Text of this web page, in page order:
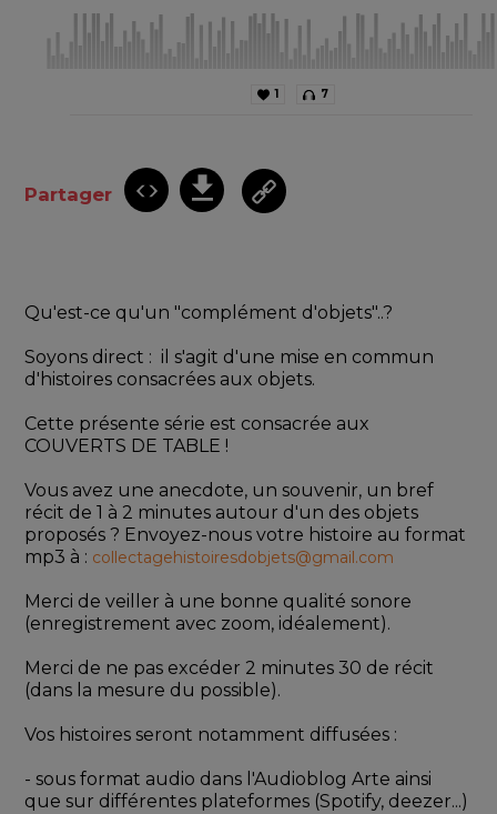
1 7
Partager
Qu'est-ce qu'un "complément d'objets"..?
Soyons direct :  il s'agit d'une mise en commun
d'histoires consacrées aux objets.
Cette présente série est consacrée aux
COUVERTS DE TABLE !
Vous avez une anecdote, un souvenir, un bref
récit de 1 à 2 minutes autour d'un des objets
proposés ? Envoyez-nous votre histoire au format
mp3 à : collectagehistoiresdobjets@gmail.com
Merci de veiller à une bonne qualité sonore
(enregistrement avec zoom, idéalement).
Merci de ne pas excéder 2 minutes 30 de récit
(dans la mesure du possible).
Vos histoires seront notamment diffusées :
- sous format audio dans l'Audioblog Arte ainsi
que sur différentes plateformes (Spotify, deezer...)